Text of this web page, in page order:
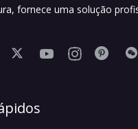
fornece uma solução